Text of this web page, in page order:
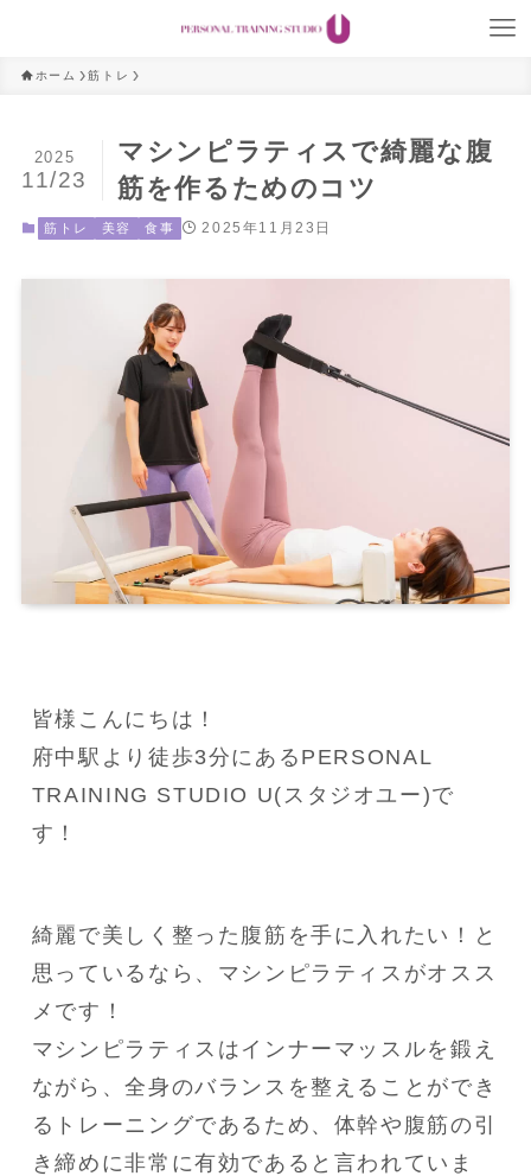
ホーム 筋トレ
マシンピラティスで綺麗な腹
筋を作るためのコツ
2025
11/23
筋トレ 美容 食事 2025年11月23日
皆様こんにちは！
府中駅より徒歩3分にあるPERSONAL
TRAINING STUDIO U(スタジオユー)で
す！
綺麗で美しく整った腹筋を手に入れたい！と
思っているなら、マシンピラティスがオスス
メです！
マシンピラティスはインナーマッスルを鍛え
ながら、全身のバランスを整えることができ
るトレーニングであるため、体幹や腹筋の引
き締めに非常に有効であると言われていま